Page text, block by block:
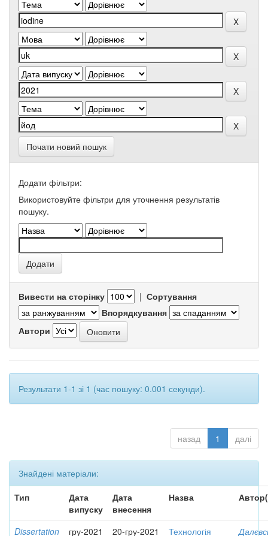
Почати новий пошук
Додати фільтри:
Використовуйте фільтри для уточнення результатів
пошуку.
Вивести на сторінку | Сортування
Впорядкування
Автори
Результати 1-1 зі 1 (час пошуку: 0.001 секунди).
назад 1 далі
Знайдені матеріали:
Тип
Дата
випуску
Дата
внесення
Назва
Dissertation гру-2021 20-гру-2021
Технологія